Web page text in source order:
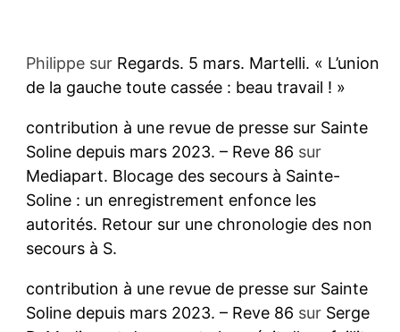
Philippesur Regards. 5 mars. Martelli. « L’union
de la gauche toute cassée : beau travail ! »
contribution à une revue de presse sur Sainte
Soline depuis mars 2023. – Reve 86 sur
Mediapart. Blocage des secours à Sainte-
Soline : un enregistrement enfonce les
autorités. Retour sur une chronologie des non
secours à S.
contribution à une revue de presse sur Sainte
Soline depuis mars 2023. – Reve 86 sur Serge